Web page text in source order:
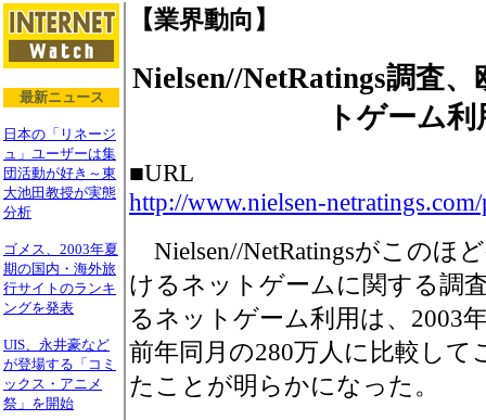
最新ニュース
日本の「リネージ
ュ」ユーザーは集
団活動が好き～東
大池田教授が実態
分析
ゴメス、2003年夏
期の国内・海外旅
行サイトのランキ
ングを発表
UIS、永井豪など
が登場する「コミ
ックス・アニメ
祭」を開始
【業界動向】
Nielsen//NetRatings調査
トゲーム
■URL
http://www.nielsen-
Nielsen//NetRatingsがこのほ
けるネットゲームに関する調
るネットゲーム利用は、2003
前年同月の280万人に比較して
たことが明らかになった。